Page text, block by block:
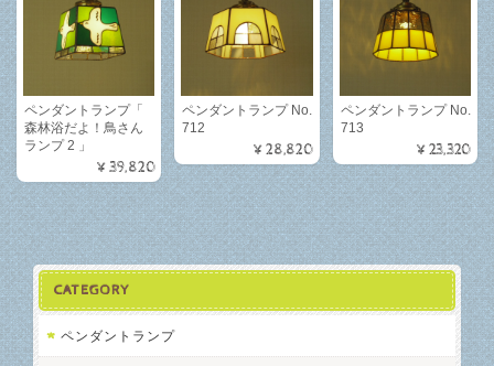
ペンダントランプ「
森林浴だよ！鳥さん
ランプ 2 」
¥39,820
ペンダントランプ No.
712
¥28,820
ペンダントランプ No.
713
¥23,320
CATEGORY
ペンダントランプ